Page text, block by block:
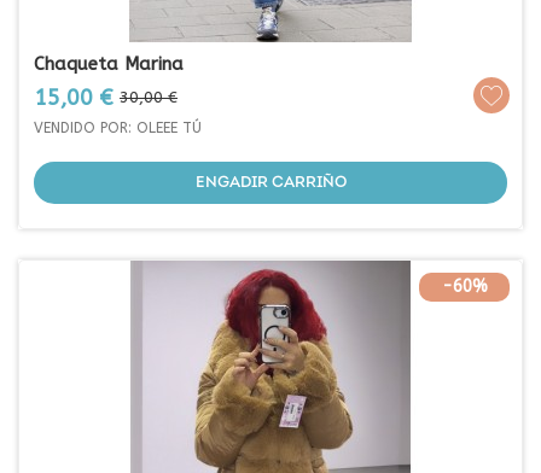
Chaqueta Marina
Prezo
15,00 € Prezo
base
30,00 €
VENDIDO POR: OLEEE TÚ
ENGADIR CARRIÑO
-60%